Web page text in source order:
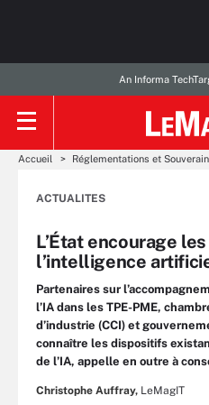
An Informa
Accueil Réglementations et
ACTUALITES
L’État encourage
l’intelligence
Partenaires sur
l’IA dans les TPE-PME,
d’industrie (CCI) et
connaître les dispositifs
de l’IA, appelle en outre à
Christophe Auffray, LeMagIT